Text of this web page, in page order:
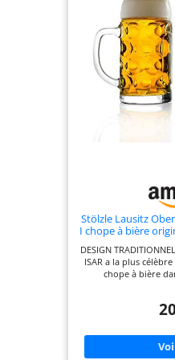
Noël,
Stölzle Lausitz
I chope à bière
2 I verre
lave-
DESIGN
ISAR a la plus
chope à bière
l'Oktoberfest -
volume de 1,0 L -
vaisselle -
OKTOBERFEST